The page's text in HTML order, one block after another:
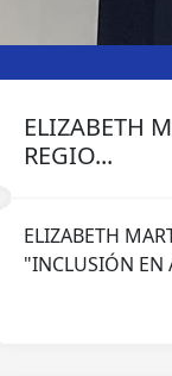
ELIZABETH
REGIO...
ELIZABETH
"INCLUSIÓN EN